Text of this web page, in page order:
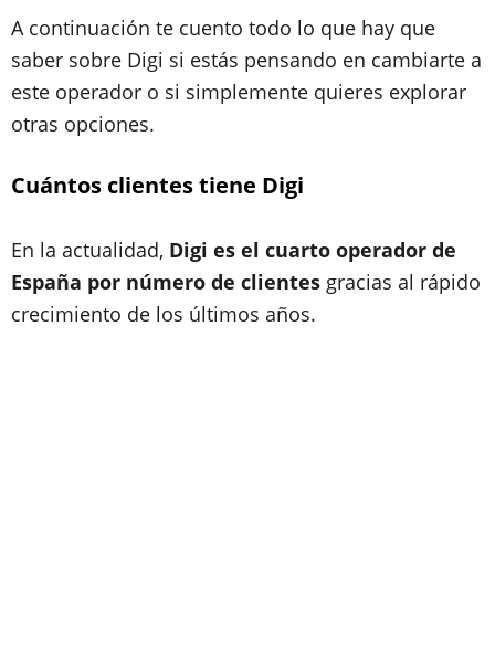
A continuación te cuento todo lo que hay que
saber sobre Digi si estás pensando en cambiarte a
este operador o si simplemente quieres explorar
otras opciones.
Cuántos clientes tiene Digi
En la actualidad, Digi es el cuarto operador de
España por número de clientes gracias al rápido
crecimiento de los últimos años.